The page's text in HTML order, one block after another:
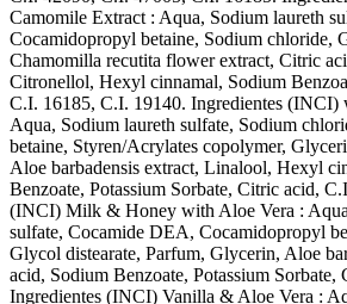
Camomile Extract : Aqua, Sodium laureth
Cocamidopropyl betaine, Sodium chloride,
Chamomilla recutita flower extract, Citric
Citronellol, Hexyl cinnamal, Sodium
C.I. 16185, C.I. 19140. Ingredientes (INCI)
Aqua, Sodium laureth sulfate, Sodium
betaine, Styren/Acrylates copolymer,
Aloe barbadensis extract, Linalool, Hexyl
Benzoate, Potassium Sorbate, Citric acid,
(INCI) Milk & Honey with Aloe Vera :
sulfate, Cocamide DEA, Cocamidopropyl
Glycol distearate, Parfum, Glycerin, Aloe
acid, Sodium Benzoate, Potassium
Ingredientes (INCI) Vanilla & Aloe Vera :